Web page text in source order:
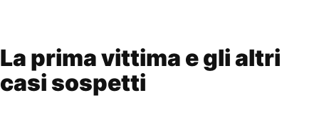
La prima vittima e gli altri
casi sospetti